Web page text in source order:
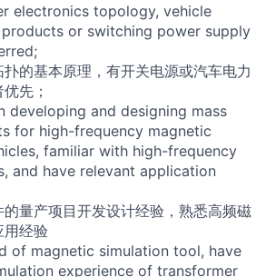
electronics topology, vehicle
or switching power supply
的基本原理，有开关电源或汽车电力
先；
developing and designing mass
for high-frequency magnetic
familiar with high-frequency
and have relevant application
量产项目开发设计经验，熟悉高频磁
用经验
of magnetic simulation tool, have
experience of transformer